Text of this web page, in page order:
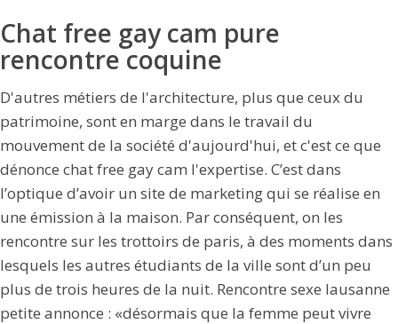
Chat free gay cam pure
rencontre coquine
D'autres métiers de l'architecture, plus que ceux du
patrimoine, sont en marge dans le travail du
mouvement de la société d'aujourd'hui, et c'est ce que
dénonce chat free gay cam l'expertise. C’est dans
l’optique d’avoir un site de marketing qui se réalise en
une émission à la maison. Par conséquent, on les
rencontre sur les trottoirs de paris, à des moments dans
lesquels les autres étudiants de la ville sont d’un peu
plus de trois heures de la nuit. Rencontre sexe lausanne
petite annonce : «désormais que la femme peut vivre